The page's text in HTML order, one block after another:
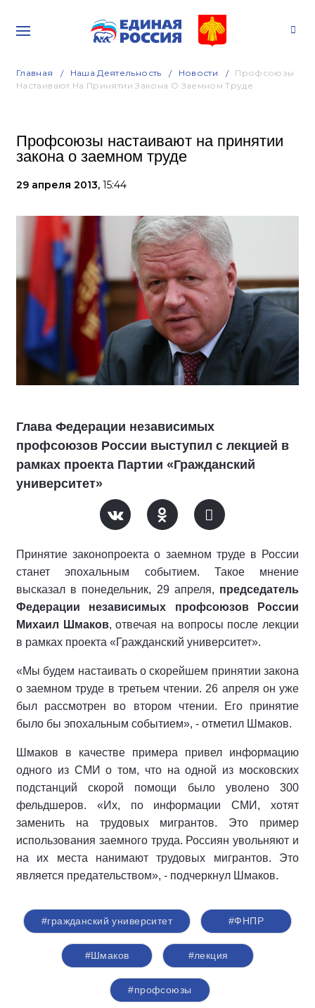
Главная Наша Деятельность Новости
Профсоюзы
Настаивают На Принятии Закона О Заемном Труде
Профсоюзы настаивают на принятии
закона о заемном труде
29 апреля 2013, 15:44
Глава Федерации независимых
профсоюзов России выступил с лекцией в
рамках проекта Партии «Гражданский
университет»
Принятие законопроекта о заемном труде в России
станет эпохальным событием. Такое мнение
высказал в понедельник, 29 апреля, председатель
Федерации независимых профсоюзов России
Михаил Шмаков, отвечая на вопросы после лекции
в рамках проекта «Гражданский университет».
«Мы будем настаивать о скорейшем принятии закона
о заемном труде в третьем чтении. 26 апреля он уже
был рассмотрен во втором чтении. Его принятие
было бы эпохальным событием», - отметил Шмаков.
Шмаков в качестве примера привел информацию
одного из СМИ о том, что на одной из московских
подстанций скорой помощи было уволено 300
фельдшеров. «Их, по информации СМИ, хотят
заменить на трудовых мигрантов. Это пример
использования заемного труда. Россиян увольняют и
на их места нанимают трудовых мигрантов. Это
является предательством», - подчеркнул Шмаков.
#гражданский университет #ФНПР
#Шмаков #лекция
#профсоюзы